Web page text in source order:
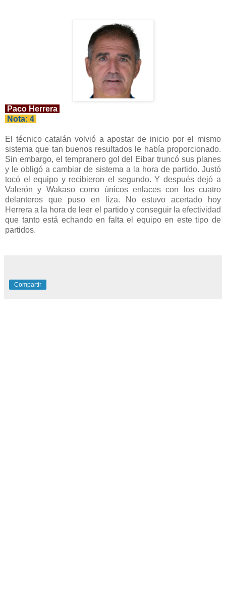
Paco Herrera
Nota: 4
El técnico catalán volvió a apostar de inicio por el mismo
sistema que tan buenos resultados le había proporcionado.
Sin embargo, el tempranero gol del Eibar truncó sus planes
y le obligó a cambiar de sistema a la hora de partido. Justó
tocó el equipo y recibieron el segundo. Y después dejó a
Valerón y Wakaso como únicos enlaces con los cuatro
delanteros que puso en liza. No estuvo acertado hoy
Herrera a la hora de leer el partido y conseguir la efectividad
que tanto está echando en falta el equipo en este tipo de
partidos.
Compartir